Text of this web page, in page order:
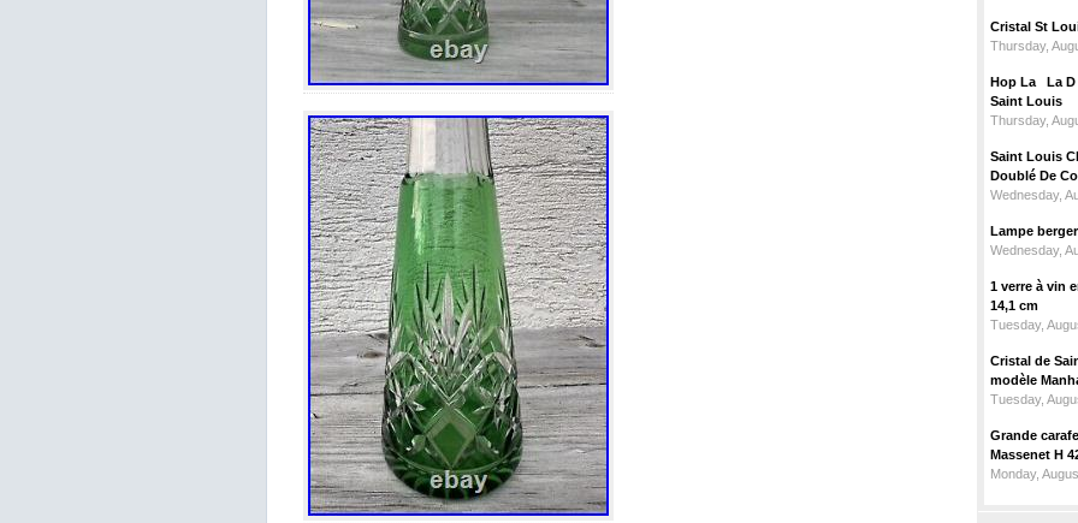
Cristal St
Thursday,
Hop La La D
Saint Louis
Thursday,
Saint Louis
Doublé De
Wednesday,
Lampe
Wednesday,
1 verre à vin
14,1 cm
Tuesday,
Cristal de
modèle
Tuesday,
Grande
Massenet H
Monday,